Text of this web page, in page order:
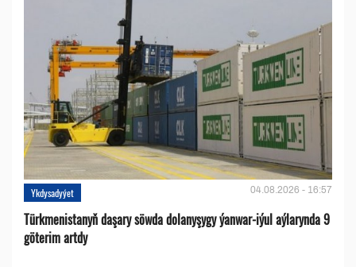
Ykdysadyýet 04.08.2026 - 16:57
Türkmenistanyň daşary söwda dolanyşygy ýanwar-iýul aýlarynda 9
göterim artdy